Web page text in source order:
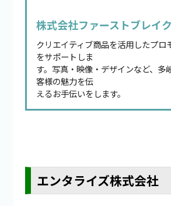
株式会社ファーストブレイク
クリエイティブ商品を活用したプロ
をサポートしま
す。写真・映像・デザインなど、多
客様の魅力を伝
えるお手伝いをします。
エンタライズ株式会社